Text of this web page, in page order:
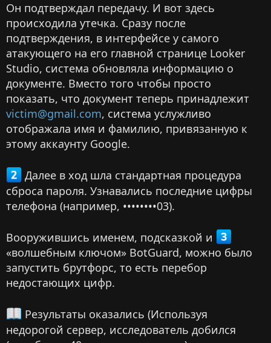
Он подтверждал передачу. И вот здесь
происходила утечка. Сразу после
подтверждения, в интерфейсе у самого
атакующего на его главной странице Looker
Studio, система обновляла информацию о
документе. Вместо того чтобы просто
показать, что документ теперь принадлежит
victim@gmail.com, система услужливо
отображала имя и фамилию, привязанную к
этому аккаунту Google.
Далее в ход шла стандартная процедура
сброса пароля. Узнавались последние цифры
телефона (например, ••••••••03).
Вооружившись именем, подсказкой и
«волшебным ключом» BotGuard, можно было
запустить брутфорс, то есть перебор
недостающих цифр.
Результаты оказались (Используя
недорогой сервер, исследователь добился